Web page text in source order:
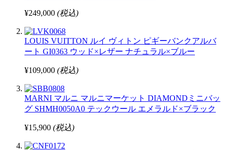
¥249,000 (税込)
LOUIS VUITTON ルイ ヴィトン ピギーバンクアルバ
ート GI0363 ウッド×レザー ナチュラル×ブルー
¥109,000 (税込)
MARNI マルニ マルニマーケット DIAMONDミニバッ
グ SHMH0050A0 テックウール エメラルド×ブラック
¥15,900 (税込)